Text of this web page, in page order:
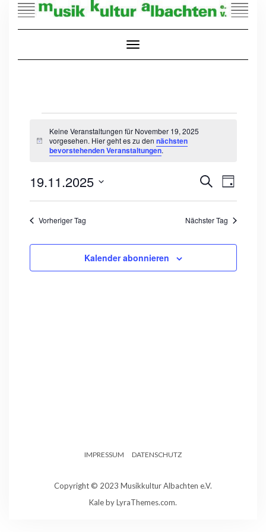
Toggle Navigation
FÜR
NOVEMBER
2025
Hinweis
Keine Veranstaltungen für November 19, 2025
vorgesehen. Hier geht es zu dennächsten
bevorstehenden Veranstaltungen.
SUCHE
NAVIGATION
Suche
Tag
19.11.2025
Vorheriger Tag Nächster Tag
Kalender abonnieren
IMPRESSUM DATENSCHUTZ
Copyright © 2023 Musikkultur Albachten e.V.
Kaleby LyraThemes.com.